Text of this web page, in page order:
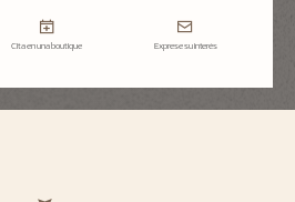
Cita en una boutique Exprese su interés